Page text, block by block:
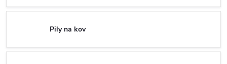
Pily na kov